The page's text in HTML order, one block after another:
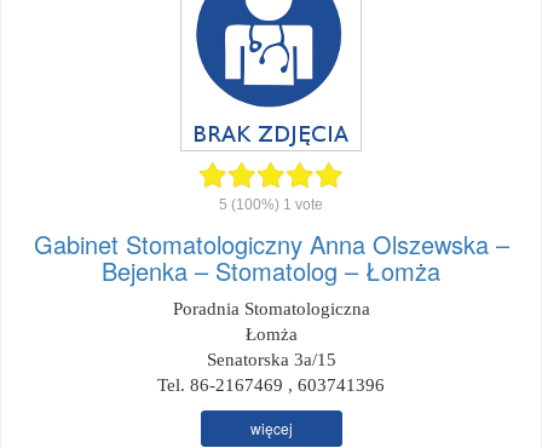
5 (100%) 1 vote
Gabinet Stomatologiczny Anna Olszewska –
Bejenka – Stomatolog – Łomża
Poradnia Stomatologiczna
Łomża
Senatorska 3a/15
Tel. 86-2167469 , 603741396
więcej